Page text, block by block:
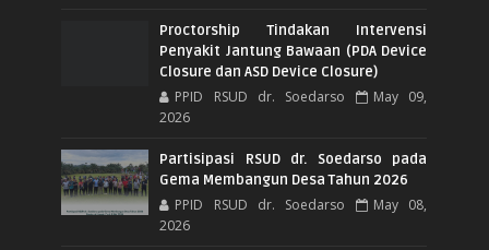
Proctorship Tindakan Intervensi
Penyakit Jantung Bawaan (PDA Device
Closure dan ASD Device Closure)
PPID RSUD dr. Soedarso
May 09,
2026
Partisipasi RSUD dr. Soedarso pada
Gema Membangun Desa Tahun 2026
PPID RSUD dr. Soedarso
May 08,
2026